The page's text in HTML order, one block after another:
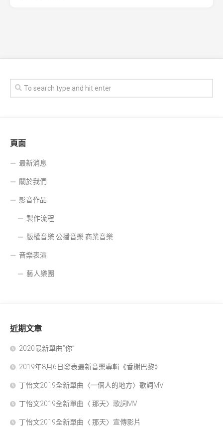
頁面
最新消息
關於我們
影音作品
製作流程
版權音樂 公播音樂 商業音樂
音樂表演
藝人樂團
近期文章
2020最新單曲”你”
2019年8月6日發表最新音樂專輯《香榭巴黎》
丁怡文2019全新單曲〈一個人的地方〉歌詞MV
丁怡文2019全新單曲〈 那天〉歌詞MV
丁怡文2019全新單曲〈 那天〉宣傳影片